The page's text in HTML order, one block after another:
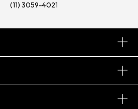
(11) 3059-4021